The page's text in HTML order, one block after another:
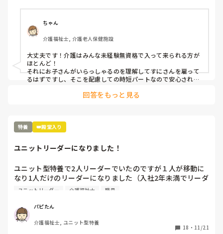
初心者未経験で飛び込んで良いのか明日からなのに今だに迷
ちゃん
介護福祉士, 介護老人保健施設
大丈夫です！介護はみんな未経験無資格で入って来られる方が
ほとんど！
それにお子さんがいらっしゃるのを理解してすにさんを雇って
るはずですし、そこを配慮しての時短パートなので安心されて
回答をもっと見る
特養 👑殿堂入り
ユニットリーダーになりました！
ユニット型特養で2人リーダーでいたのですが１人が移動に
なり1人だけのリーダーになりました（入社2年未満でリーダ
ー歴1年半）。
と思いますか？？
今のユニットで職員7人いてまとめるのがどうしたらいいか
分からないです…
ユニットリーダー 介護福祉士 職員
パピたん
介護福祉士, ユニット型特養
18 ・ 11/21